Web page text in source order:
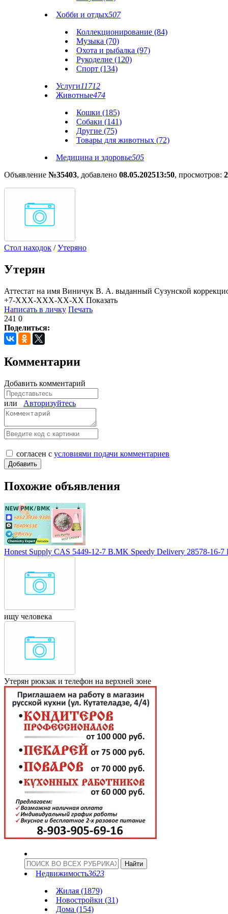
Хобби и отдых507
Коллекционирование (84)
Музыка (70)
Охота и рыбалка (97)
Рукоделие (120)
Спорт (134)
Услуги11712
Животные474
Кошки (185)
Собаки (141)
Другие (75)
Товары для животных (72)
Медицина и здоровье505
Объявление №35403, добавлено 08.05.202513:50, просмотров:
Стол находок /Утеряно
Утерян
Аттестат на имя Виничук В. А. выданный Сузунской
+7-XXX-XXX-XX-XX Показать
Написать в личку Печать
241 0
Поделиться:
Комментарии
Добавить комментарий
или Авторизуйтесь
согласен с условиями подачи комментариев
Похожие объявления
Honest Supply CAS 5449-12-7 B.MK Speedy Delivery 28578-16-7
ищу человека
Утерян рюкзак и телефон на верхней зоне
Недвижимость3623
Жилая (1879)
Новостройки (31)
Дома (154)